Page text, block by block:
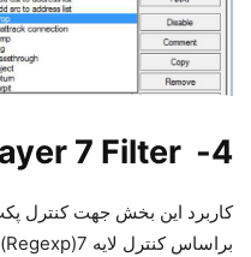
4- Layer 7 Filter
براساس کنترل لایه 7(Regexp).